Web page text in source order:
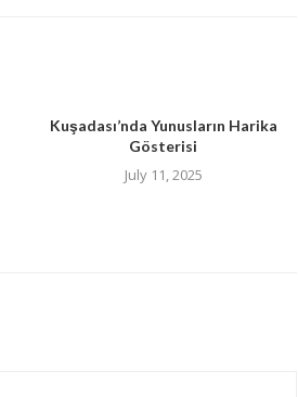
Kuşadası’nda Yunusların Harika
Gösterisi
July 11, 2025